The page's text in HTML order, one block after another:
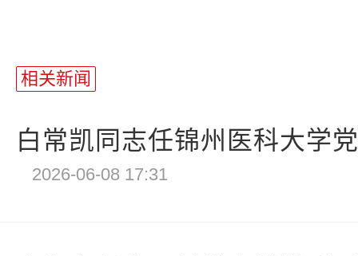
相关新闻
白常凯同志任锦州医科大学
2026-06-08 17:31